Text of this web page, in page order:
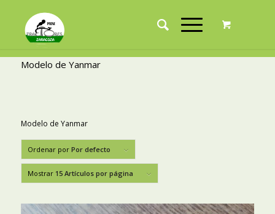
Modelo de Yanmar
Modelo de Yanmar
Ordenar por Por defecto
Mostrar 15 Artículos por página